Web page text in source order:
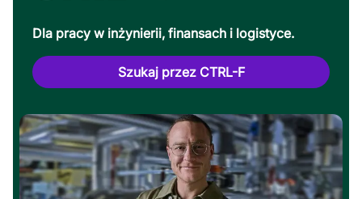
Dla pracy w inżynierii, finansach i logistyce.
Szukaj przez CTRL-F